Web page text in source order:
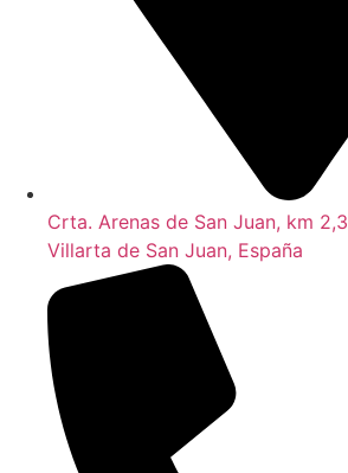
Crta. Arenas de San Juan, km 2,3
Villarta de San Juan, España